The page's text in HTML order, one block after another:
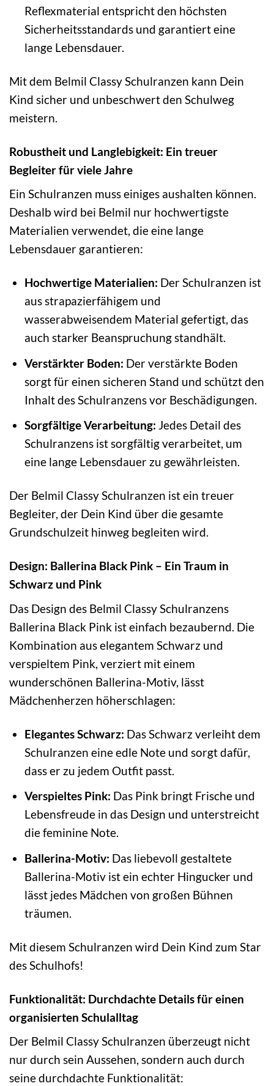
Reflexmaterial entspricht den höchsten
Sicherheitsstandards und garantiert eine
lange Lebensdauer.
Mit dem Belmil Classy Schulranzen kann Dein
Kind sicher und unbeschwert den Schulweg
meistern.
Robustheit und Langlebigkeit: Ein treuer
Begleiter für viele Jahre
Ein Schulranzen muss einiges aushalten können.
Deshalb wird bei Belmil nur hochwertigste
Materialien verwendet, die eine lange
Lebensdauer garantieren:
Hochwertige Materialien: Der Schulranzen ist
aus strapazierfähigem und
wasserabweisendem Material gefertigt, das
auch starker Beanspruchung standhält.
Verstärkter Boden: Der verstärkte Boden
sorgt für einen sicheren Stand und schützt den
Inhalt des Schulranzens vor Beschädigungen.
Sorgfältige Verarbeitung: Jedes Detail des
Schulranzens ist sorgfältig verarbeitet, um
eine lange Lebensdauer zu gewährleisten.
Der Belmil Classy Schulranzen ist ein treuer
Begleiter, der Dein Kind über die gesamte
Grundschulzeit hinweg begleiten wird.
Design: Ballerina Black Pink – Ein Traum in
Schwarz und Pink
Das Design des Belmil Classy Schulranzens
Ballerina Black Pink ist einfach bezaubernd. Die
Kombination aus elegantem Schwarz und
verspieltem Pink, verziert mit einem
wunderschönen Ballerina-Motiv, lässt
Mädchenherzen höherschlagen:
Elegantes Schwarz: Das Schwarz verleiht dem
Schulranzen eine edle Note und sorgt dafür,
dass er zu jedem Outfit passt.
Verspieltes Pink: Das Pink bringt Frische und
Lebensfreude in das Design und unterstreicht
die feminine Note.
Ballerina-Motiv: Das liebevoll gestaltete
Ballerina-Motiv ist ein echter Hingucker und
lässt jedes Mädchen von großen Bühnen
träumen.
Mit diesem Schulranzen wird Dein Kind zum Star
des Schulhofs!
Funktionalität: Durchdachte Details für einen
organisierten Schulalltag
Der Belmil Classy Schulranzen überzeugt nicht
nur durch sein Aussehen, sondern auch durch
seine durchdachte Funktionalität: